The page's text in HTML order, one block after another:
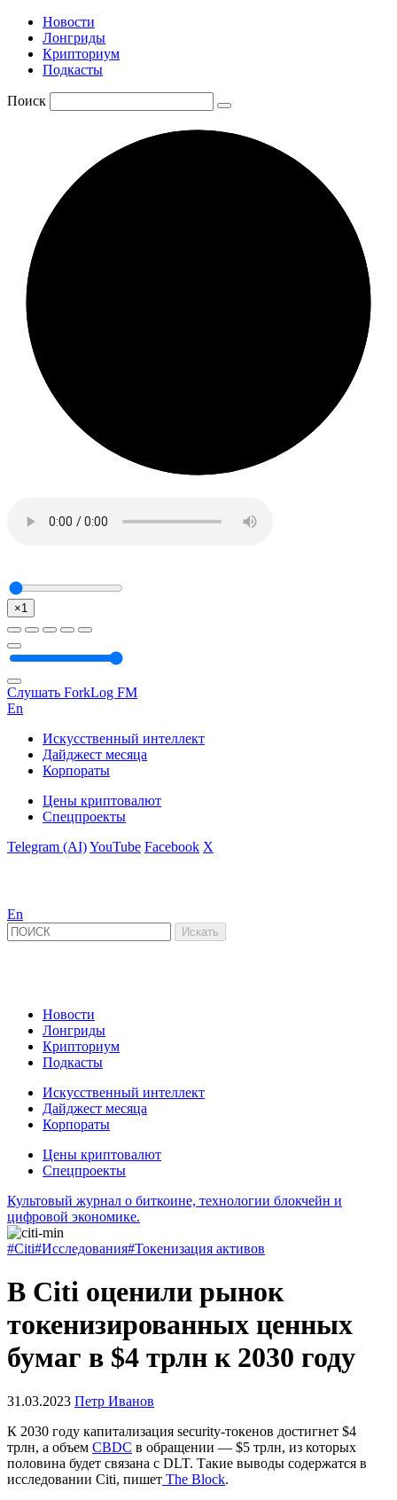
Новости
Лонгриды
Крипториум
Подкасты
Поиск
×1
Слушать ForkLog FM
En
Искусственный интеллект
Дайджест месяца
Корпораты
Цены криптовалют
Спецпроекты
Telegram (AI)YouTube Facebook X
En
Новости
Лонгриды
Крипториум
Подкасты
Искусственный интеллект
Дайджест месяца
Корпораты
Цены криптовалют
Спецпроекты
Культовый журнал о биткоине, технологии блокчейн и
цифровой экономике.
#Citi#Исследования#Токенизация активов
В Citi оценили рынок
токенизированных ценных
бумаг в $4 трлн к 2030 году
31.03.2023 Петр Иванов
К 2030 году капитализация security-токенов достигнет $4
трлн, а объем CBDC в обращении — $5 трлн, из которых
половина будет связана с DLT. Такие выводы содержатся в
исследовании Citi, пишет The Block.